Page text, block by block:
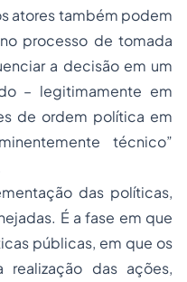
atores também podem
processo de tomada
a decisão em um
– legitimamente em
de ordem política em
técnico”
das políticas,
É a fase em que
públicas, em que os
realização das ações,